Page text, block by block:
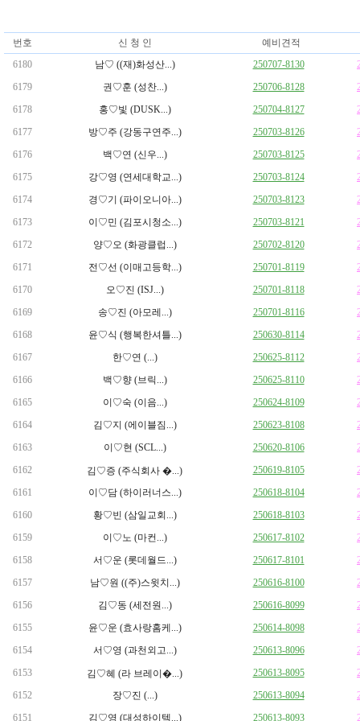
번호 신 청 인
예비견적
6180
남♡ ((재)화성산...) 250707-8130
6179
권♡훈 (성찬...) 250706-8128
6178
홍♡빛 (DUSK...) 250704-8127
6177
방♡주 (강동구연주...) 250703-8126
6176
백♡연 (신우...) 250703-8125
6175
강♡영 (연세대학교...) 250703-8124
6174
경♡기 (파이오니아...) 250703-8123
6173
이♡민 (김포시청소...) 250703-8121
6172
양♡오 (화광클럽...) 250702-8120
6171
전♡선 (이매고등학...) 250701-8119
6170
오♡진 (ISJ...) 250701-8118
6169
송♡진 (아모레...) 250701-8116
6168
윤♡식 (행복한셔틀...) 250630-8114
6167
한♡연 (...) 250625-8112
6166
백♡향 (브릭...) 250625-8110
6165
이♡숙 (이음...) 250624-8109
6164
김♡지 (에이블짐...) 250623-8108
6163
이♡현 (SCL...) 250620-8106
6162
김♡증 (주식회사 �...) 250619-8105
6161
이♡담 (하이러너스...) 250618-8104
6160
황♡빈 (삼일교회...) 250618-8103
6159
이♡노 (마컨...) 250617-8102
6158
서♡운 (롯데월드...) 250617-8101
6157
남♡원 ((주)스윗치...) 250616-8100
6156
김♡동 (세전원...) 250616-8099
6155
윤♡운 (효사랑홈케...) 250614-8098
6154
서♡영 (과천외고...) 250613-8096
6153
김♡혜 (라 브레이�...) 250613-8095
6152
장♡진 (...) 250613-8094
6151
김♡영 (대성하이텍...) 250613-8093